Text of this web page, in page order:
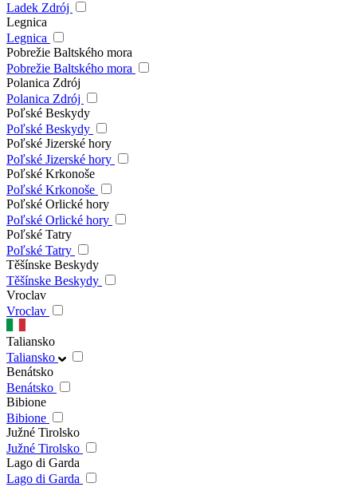
Ladek Zdrój
Legnica
Legnica
Pobrežie Baltského mora
Pobrežie Baltského mora
Polanica Zdrój
Polanica Zdrój
Poľské Beskydy
Poľské Beskydy
Poľské Jizerské hory
Poľské Jizerské hory
Poľské Krkonoše
Poľské Krkonoše
Poľské Orlické hory
Poľské Orlické hory
Poľské Tatry
Poľské Tatry
Těšínske Beskydy
Těšínske Beskydy
Vroclav
Vroclav
Taliansko
Taliansko
Benátsko
Benátsko
Bibione
Bibione
Južné Tirolsko
Južné Tirolsko
Lago di Garda
Lago di Garda